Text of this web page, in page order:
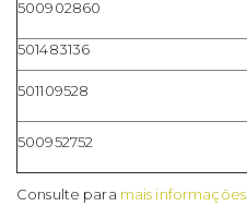
500902860
501483136
501109528
500952752
Consulte para mais informações.